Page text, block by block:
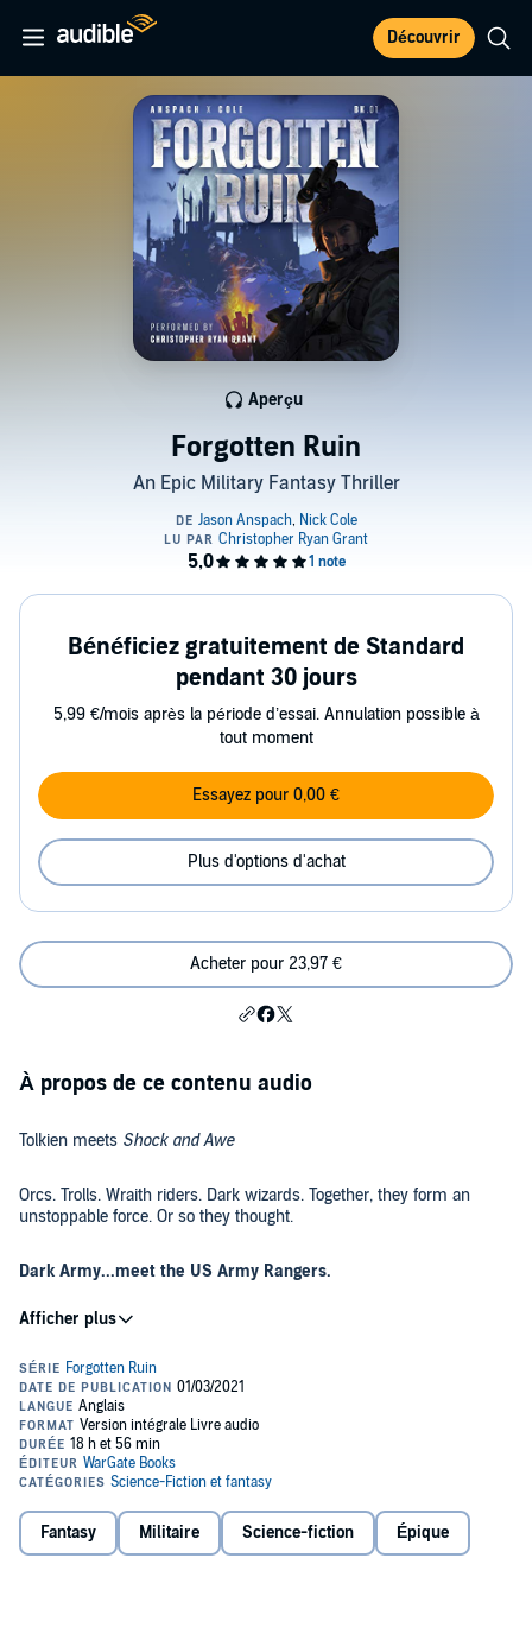
Découvrir
Forgotten Ruin
An Epic Military Fantasy Thriller
Aperçu
Bénéficiez gratuitement de Standard
pendant 30 jours
5,99 €/mois après la période d’essai. Annulation possible à
tout moment
Essayez pour 0,00 €
Plus d'options d'achat
Acheter pour 23,97 €
À propos de ce contenu audio
Tolkien meets Shock and Awe
Orcs. Trolls. Wraith riders. Dark wizards. Together, they form an
unstoppable force. Or so they thought.
Dark Army...meet the US Army Rangers.
When a Joint Task Force of elite Rangers are transported to a strange
the evils of myth and legend, they find themselves surrounded,
pinned down, and in a desperate fight for their very survival -
against nightmares of flesh and blood made real. Which means only
one thing.
It’s time to Ranger up and stack bodies.
trained to be, and once the action starts, it won’t let up in this no-
holds-barred, full-auto, epic battle for survival in the Forgotten Ruin.
Fantasy Militaire Science-fiction Épique